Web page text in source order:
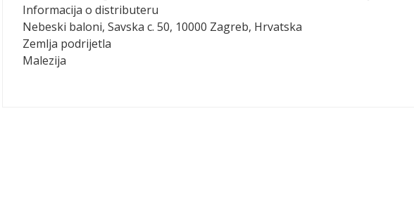
Informacija o distributeru
Nebeski baloni, Savska c. 50, 10000 Zagreb, Hrvatska
Zemlja podrijetla
Malezija